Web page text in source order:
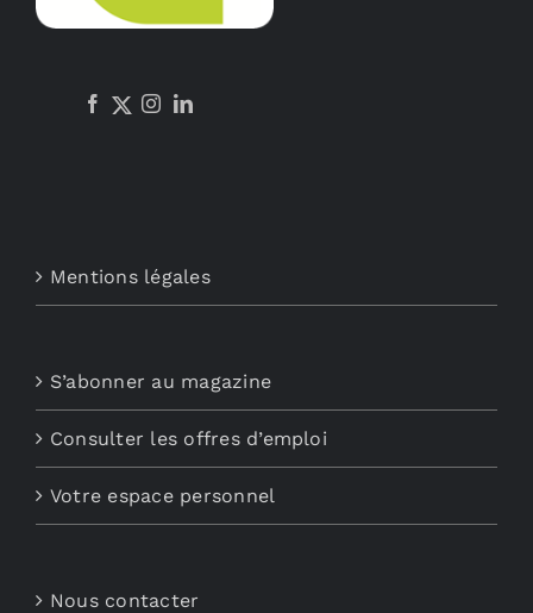
Mentions légales
S’abonner au magazine
Consulter les offres d’emploi
Votre espace personnel
Nous contacter